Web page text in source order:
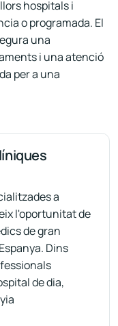
hospitals i
o programada. El
una
i una atenció
per a una
a
l'oportunitat de
de gran
Dins
de dia,